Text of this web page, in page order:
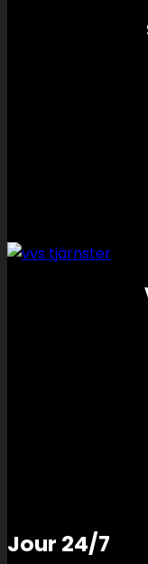
Jour 24/7